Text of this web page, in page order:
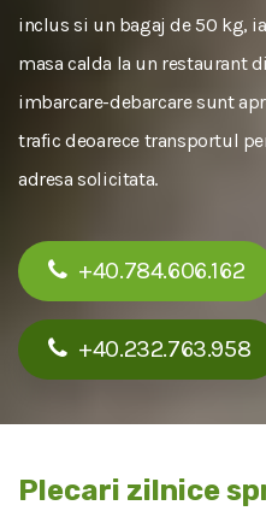
inclus si un bagaj de 50 kg,
masa calda la un restaurant
imbarcare-debarcare sunt
trafic deoarece transportul
adresa solicitata.
+40.784.606.162
+40.232.763.958
Plecari zilnice